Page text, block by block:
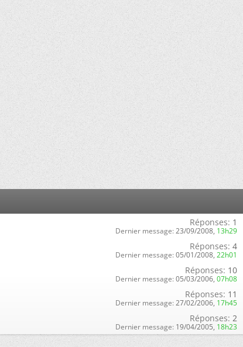
Réponses: 1
Dernier message: 23/09/2008, 13h29
Réponses: 4
Dernier message: 05/01/2008, 22h01
Réponses: 10
Dernier message: 05/03/2006, 07h08
Réponses: 11
Dernier message: 27/02/2006, 17h45
Réponses: 2
Dernier message: 19/04/2005, 18h23